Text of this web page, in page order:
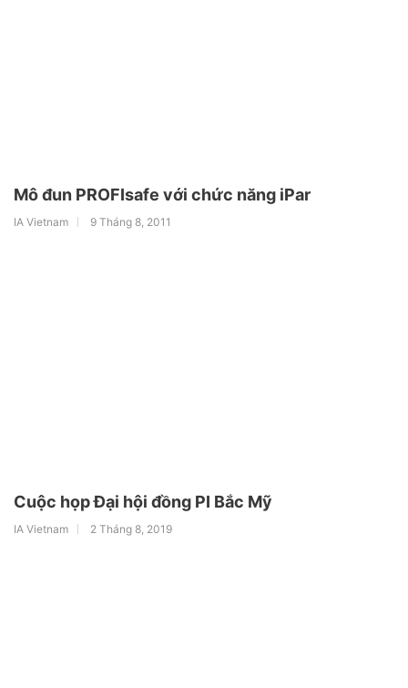
Mô đun PROFIsafe với chức năng iPar
IA Vietnam 9 Tháng 8, 2011
Cuộc họp Đại hội đồng PI Bắc Mỹ
IA Vietnam 2 Tháng 8, 2019